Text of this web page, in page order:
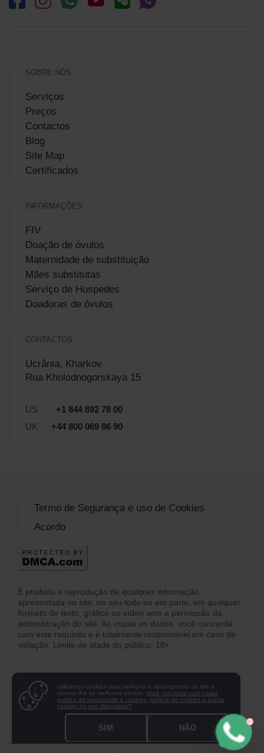
SOBRE NÓS
Serviços
Preços
Contactos
Blog
Site Map
Certificados
INFORMAÇÕES
FIV
Doação de óvulos
Maternidade de substituição
Mães substitutas
Serviço de Hospedes
Doadoras de óvulos
CONTACTOS
Ucrânia, Kharkov
Rua Kholodnogorskaya 15
US
+1 844 892 78 00
UK
+44 800 069 86 90
É proibida a reprodução de qualquer informação
apresentada no site, no seu todo ou em parte, em qualquer
formato de texto, gráfico ou vídeo sem a permissão da
administração do site. Ao copiar os dados, você concorda
com este requisito e é totalmente responsável em caso de
violação. Limite de idade do público: 18+
Termo de Segurança e uso de Cookies
Acordo
Utilizamos cookies para melhorar o desempenho do site e
mostrar-lhe as melhores ofertas. Você concorda com nossa
política de privacidade e cookies, política de cookies e aceita
cookies no seu dispositivo?
SIM NÃO